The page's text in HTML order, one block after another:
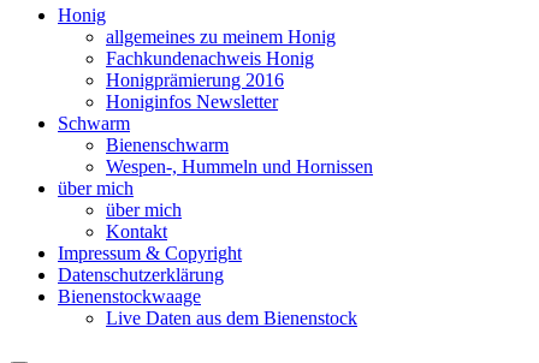
Honig
allgemeines zu meinem Honig
Fachkundenachweis Honig
Honigprämierung 2016
Honiginfos Newsletter
Schwarm
Bienenschwarm
Wespen-, Hummeln und Hornissen
über mich
über mich
Kontakt
Impressum & Copyright
Datenschutzerklärung
Bienenstockwaage
Live Daten aus dem Bienenstock